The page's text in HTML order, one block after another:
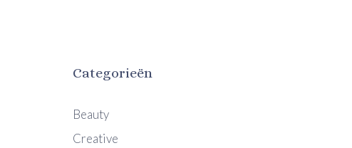
Categorieën
Beauty
Creative